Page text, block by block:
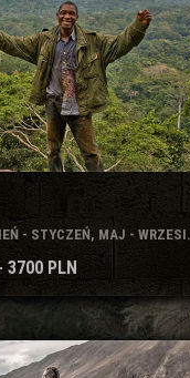
- STYCZEŃ, MAJ - WRZESIEŃ
3700 PLN